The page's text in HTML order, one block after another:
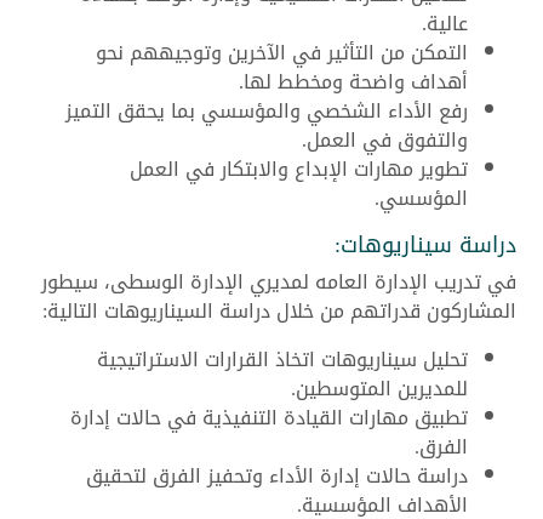
عالية.
التمكن من التأثير في الآخرين وتوجيههم نحو
أهداف واضحة ومخطط لها.
رفع الأداء الشخصي والمؤسسي بما يحقق التميز
والتفوق في العمل.
تطوير مهارات الإبداع والابتكار في العمل
المؤسسي.
دراسة سيناريوهات:
في تدريب الإدارة العامه لمديري الإدارة الوسطى، سيطور
المشاركون قدراتهم من خلال دراسة السيناريوهات التالية:
تحليل سيناريوهات اتخاذ القرارات الاستراتيجية
للمديرين المتوسطين.
تطبيق مهارات القيادة التنفيذية في حالات إدارة
الفرق.
دراسة حالات إدارة الأداء وتحفيز الفرق لتحقيق
الأهداف المؤسسية.